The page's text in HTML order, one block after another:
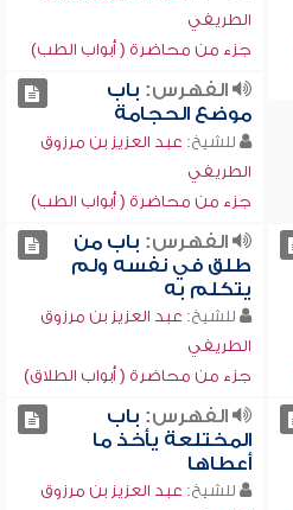
الطريفي
جزء من محاضرة ( أبواب الطب)
الفهرس: باب
موضع الحجامة
للشيخ: عبد العزيز بن مرزوق
الطريفي
جزء من محاضرة ( أبواب الطب)
الفهرس: باب من
طلق في نفسه ولم
يتكلم به
للشيخ: عبد العزيز بن مرزوق
الطريفي
جزء من محاضرة ( أبواب الطلاق)
الفهرس: باب
المختلعة يأخذ ما
أعطاها
للشيخ: عبد العزيز بن مرزوق